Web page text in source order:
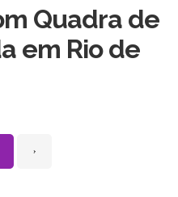
Quadra de
em Rio de
›